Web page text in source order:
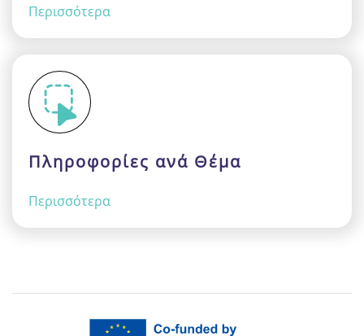
Περισσότερα
Πληροφορίες ανά Θέμα
Περισσότερα